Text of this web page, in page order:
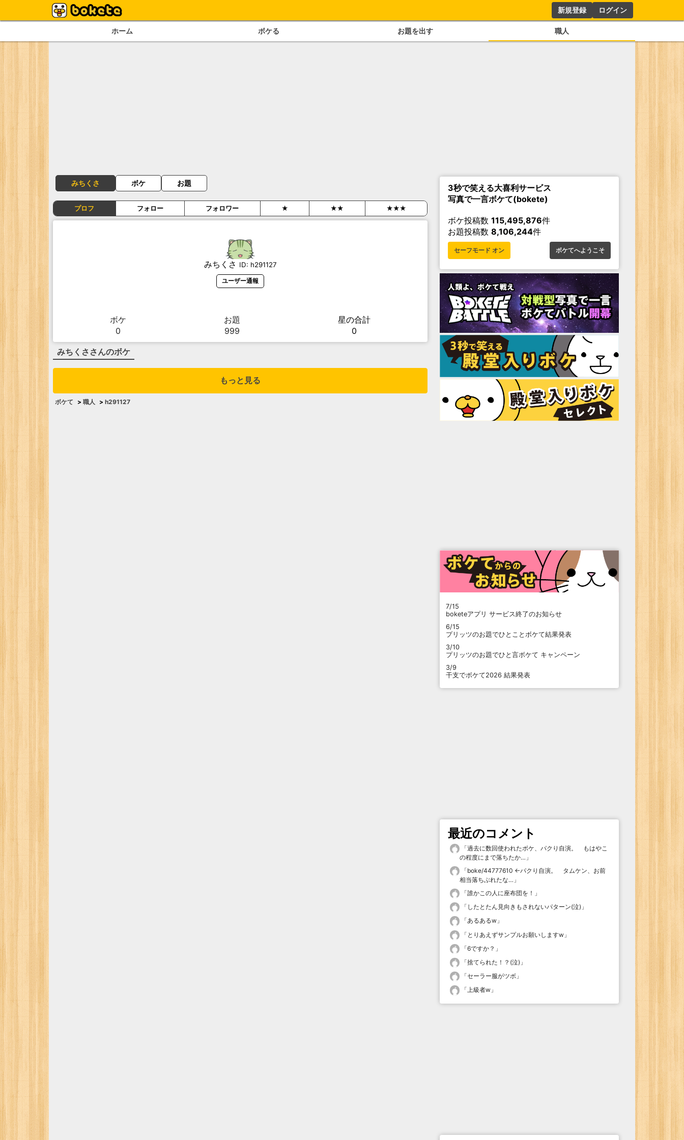
新規登録 ログイン
ホーム ボケる お題を出す 職人
みちくさ ボケ お題
プロフ フォロー フォロワー ★ ★★ ★★★
みちくさ ID: h291127
ユーザー通報
ボケ
0
お題
999
星の合計
0
みちくさ さんのボケ
もっと見る
ボケて > 職人 > h291127
3秒で笑える大喜利サービス
写真で一言ボケて(bokete)
ボケ投稿数 115,495,876件
お題投稿数 8,106,244件
セーフモード オン ボケてへようこそ
7/15
boketeアプリ サービス終了のお知らせ
6/15
プリッツのお題でひとことボケて結果発表
3/10
プリッツのお題でひと言ボケて キャンペーン
3/9
干支でボケて2026 結果発表
最近のコメント
「過去に数回使われたボケ、パクり自演。 もはやこ
の程度にまで落ちたか… 」
「boke/44777610 ←パクり自演。 タムケン、お前
相当落ちぶれたな… 」
「誰かこの人に座布団を！ 」
「 したとたん見向きもされないパターン(泣) 」
「あるあるw 」
「 とりあえずサンプルお願いしますw 」
「6ですか？ 」
「捨てられた！？(泣) 」
「セーラー服がツボ 」
「上級者w 」